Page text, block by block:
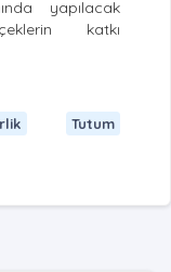
yapılacak
katkı
Tutum